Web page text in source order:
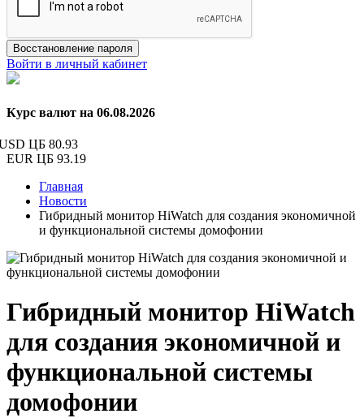
Восстановление пароля
Войти в личный кабинет
Курс валют на 06.08.2026
ЦБ 80.93
EUR ЦБ 93.19
Главная
Новости
Гибридный монитор HiWatch для создания экономичной
и функциональной системы домофонии
Гибридный монитор HiWatch
для создания экономичной и
функциональной системы
домофонии